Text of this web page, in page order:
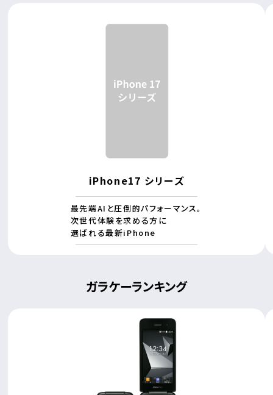
iPhone17 シリーズ
最先端AIと圧倒的パフォーマンス。
次世代体験を求める方に
選ばれる最新iPhone
ガラケーランキング